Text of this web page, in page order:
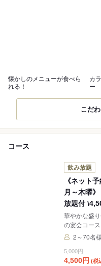
懐かしのメニューが食べら
れる！
カ
ー
こだ
コース
飲み放題
《ネット
月～木曜
放題付
華やかな盛
の宴会コース。 前菜からお造り、〆まで流れよ
し、和牛すき
み放題付き
※飲み放題な
2～70名様
5,000円
4,500円 (税